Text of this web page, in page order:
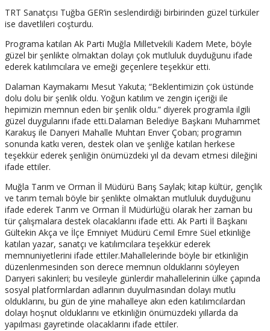
TRT Sanatçısı Tuğba GER’in seslendirdiği birbirinden güzel türküler
ise davetlileri coşturdu.
Programa katılan Ak Parti Muğla Milletvekili Kadem Mete, böyle
güzel bir şenlikte olmaktan dolayı çok mutluluk duyduğunu ifade
ederek katılımcılara ve emeği geçenlere teşekkür etti.
Dalaman Kaymakamı Mesut Yakuta; “Beklentimizin çok üstünde
dolu dolu bir şenlik oldu. Yoğun katılım ve zengin içeriği ile
hepimizin memnun eden bir şenlik oldu.” diyerek programla ilgili
güzel duygularını ifade etti.Dalaman Belediye Başkanı Muhammet
Karakuş ile Darıyeri Mahalle Muhtarı Enver Çoban; programın
sonunda katkı veren, destek olan ve şenliğe katılan herkese
teşekkür ederek şenliğin önümüzdeki yıl da devam etmesi dileğini
ifade ettiler.
Muğla Tarım ve Orman İl Müdürü Barış Saylak; kitap kültür, gençlik
ve tarım temalı böyle bir şenlikte olmaktan mutluluk duyduğunu
ifade ederek Tarım ve Orman İl Müdürlüğü olarak her zaman bu
tür çalışmalara destek olacaklarını ifade etti. Ak Parti İl Başkanı
Gültekin Akça ve İlçe Emniyet Müdürü Cemil Emre Süel etkinliğe
katılan yazar, sanatçı ve katılımcılara teşekkür ederek
memnuniyetlerini ifade ettiler.Mahallelerinde böyle bir etkinliğin
düzenlenmesinden son derece memnun olduklarını söyleyen
Darıyeri sakinleri; bu vesileyle günlerdir mahallelerinin ülke çapında
sosyal platformlardan adlarının duyulmasından dolayı mutlu
olduklarını, bu gün de yine mahalleye akın eden katılımcılardan
dolayı hoşnut olduklarını ve etkinliğin önümüzdeki yıllarda da
yapılması gayretinde olacaklarını ifade ettiler.